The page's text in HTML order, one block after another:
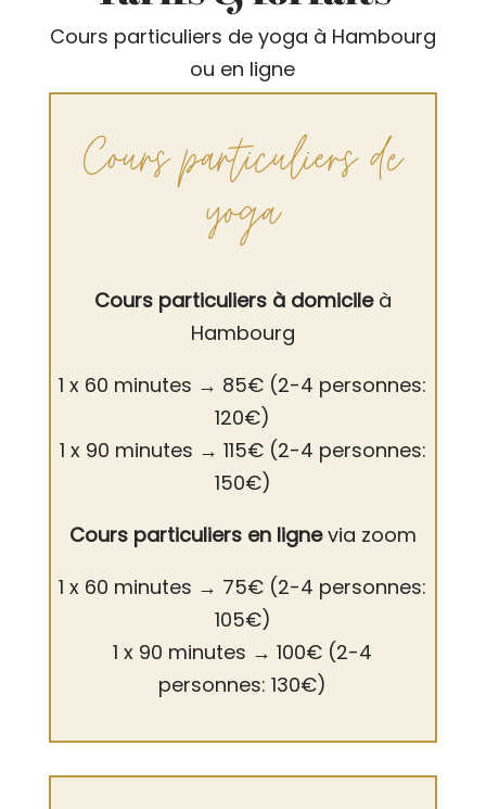
Cours particuliers de yoga à Hambourg
ou en ligne
Cours particuliers de
yoga
Cours particuliers à domicileà
Hambourg
1 x 60 minutes → 85€ (2-4 personnes:
120€)
1 x 90 minutes → 115€ (2-4 personnes:
150€)
Cours particuliers en lignevia zoom
1 x 60 minutes → 75€ (2-4 personnes:
105€)
1 x 90 minutes → 100€ (2-4
personnes: 130€)